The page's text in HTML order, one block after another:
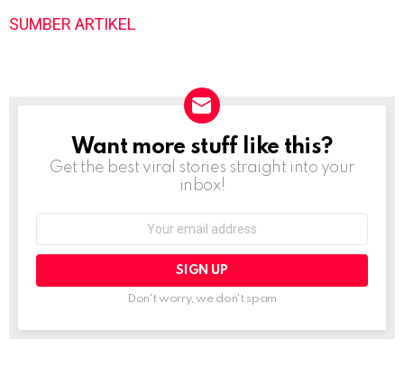
SUMBER ARTIKEL
NEWSLETTER
Want more stuff like this?
Get the best viral stories straight into your
inbox!
Don't worry, we don't spam